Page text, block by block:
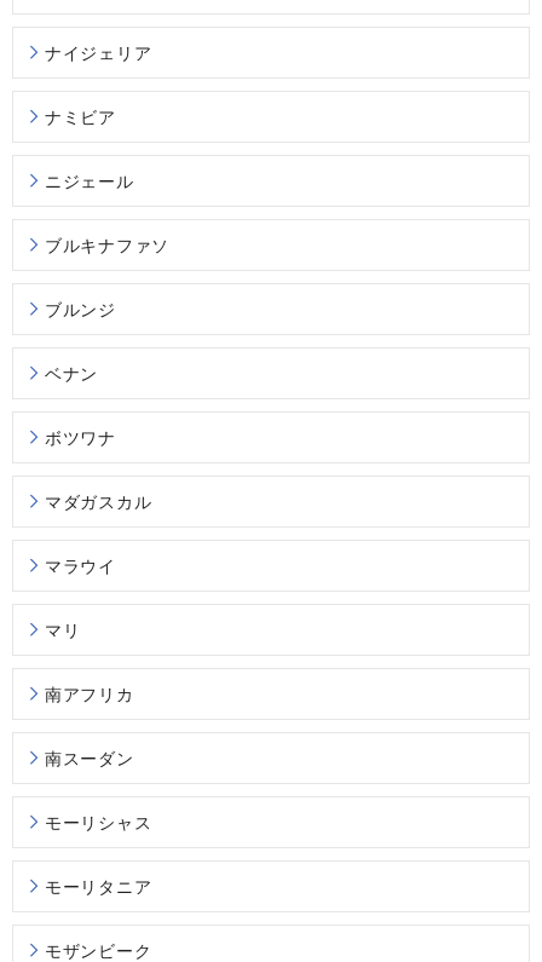
ナイジェリア
ナミビア
ニジェール
ブルキナファソ
ブルンジ
ベナン
ボツワナ
マダガスカル
マラウイ
マリ
南アフリカ
南スーダン
モーリシャス
モーリタニア
モザンビーク